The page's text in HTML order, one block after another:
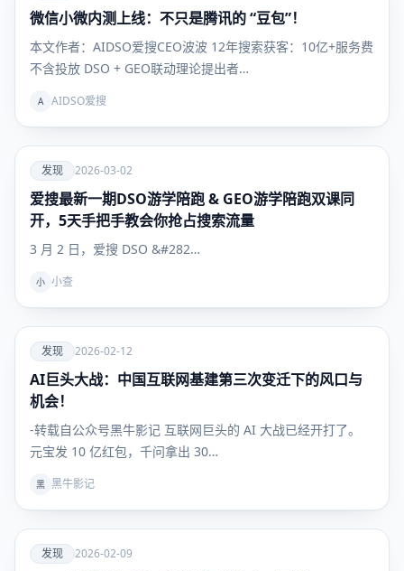
发现
微信小微内测上线：不只是腾讯的 “豆包”！
本文作者：AIDSO爱搜CEO波波 12年搜索获客：10亿+服务费
不含投放 DSO + GEO联动理论提出者…
A AIDSO爱搜
爱
发现
发现 2026-03-02
爱搜最新一期DSO游学陪跑 & GEO游学陪跑双课同
开，5天手把手教会你抢占搜索流量
3 月 2 日，爱搜 DSO &#282…
小 小查
爱
发现
发现 2026-02-12
AI巨头大战：中国互联网基建第三次变迁下的风口与
机会！
-转载自公众号黑牛影记 互联网巨头的 AI 大战已经开打了。
元宝发 10 亿红包，千问拿出 30…
黑 黑牛影记
爱
发现 2026-02-09